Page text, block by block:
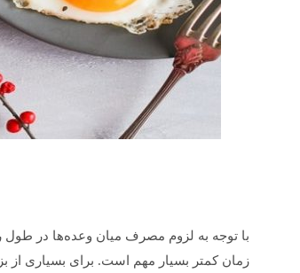
با توجه به لزوم مصرف میان وعده‌ها در طول
زمان کمتر بسیار مهم است. برای بسیاری